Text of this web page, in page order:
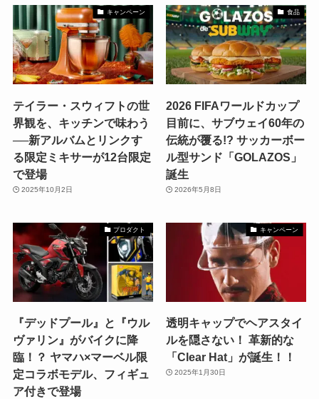
キャンペーン
テイラー・スウィフトの世
界観を、キッチンで味わう
──新アルバムとリンクす
る限定ミキサーが12台限定
で登場
2025年10月2日
食品
2026 FIFAワールドカップ
目前に、サブウェイ60年の
伝統が覆る!? サッカーボー
ル型サンド「GOLAZOS」
誕生
2026年5月8日
プロダクト
『デッドプール』と『ウル
ヴァリン』がバイクに降
臨！？ ヤマハ×マーベル限
定コラボモデル、フィギュ
ア付きで登場
キャンペーン
透明キャップでヘアスタイ
ルを隠さない！ 革新的な
「Clear Hat」が誕生！！
2025年1月30日